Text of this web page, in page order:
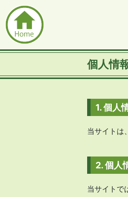
個人情
1. 個人
当サイトは
2. 個人
当サイトで